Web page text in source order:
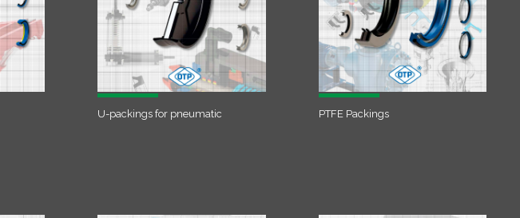
U-packings for pneumatic PTFE Packings